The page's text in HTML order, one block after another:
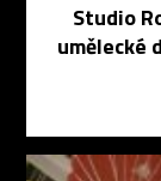
Studio
umělecké